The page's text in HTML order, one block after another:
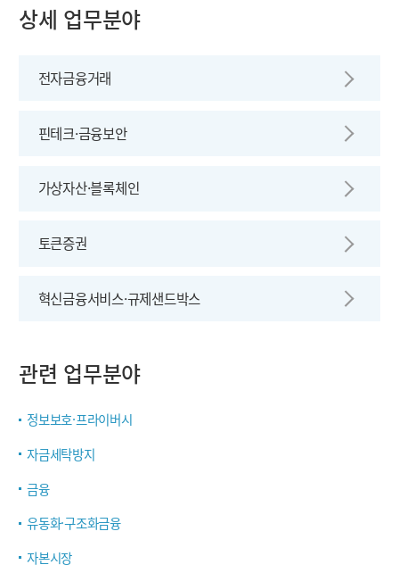
상세 업무분야
전자금융거래
핀테크·금융보안
가상자산·블록체인
토큰증권
혁신금융서비스·규제샌드박스
관련 업무분야
정보보호·프라이버시
자금세탁방지
금융
유동화·구조화금융
자본시장